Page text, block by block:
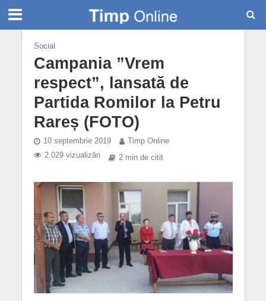
Social
Campania ”Vrem
respect”, lansată de
Partida Romilor la Petru
Rareș (FOTO)
10 septembrie 2019
Timp Online
2.029 vizualizări
2 min de citit